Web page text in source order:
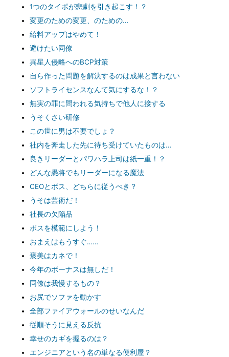
1つのタイポが悲劇を引き起こす！？
変更のための変更、のための…
給料アップはやめて！
避けたい同僚
異星人侵略へのBCP対策
自ら作った問題を解決するのは成果と言わない
ソフトライセンスなんて気にするな！？
無実の罪に問われる気持ちで他人に接する
うそくさい研修
この世に男は不要でしょ？
社内を奔走した先に待ち受けていたものは…
良きリーダーとパワハラ上司は紙一重！？
どんな愚将でもリーダーになる魔法
CEOとボス、どちらに従うべき？
うそは芸術だ！
社長の欠陥品
ボスを模範にしよう！
おまえはもうすぐ……
褒美はカネで！
今年のボーナスは無しだ！
同僚は我慢するもの？
お尻でソファを動かす
全部ファイアウォールのせいなんだ
従順そうに見える反抗
幸せのカギを握るのは？
エンジニアという名の単なる便利屋？